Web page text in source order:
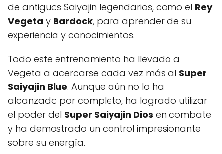
de antiguos Saiyajin legendarios, como el Rey
Vegeta y Bardock, para aprender de su
experiencia y conocimientos.
Todo este entrenamiento ha llevado a
Vegeta a acercarse cada vez más al Super
Saiyajin Blue. Aunque aún no lo ha
alcanzado por completo, ha logrado utilizar
el poder del Super Saiyajin Dios en combate
y ha demostrado un control impresionante
sobre su energía.